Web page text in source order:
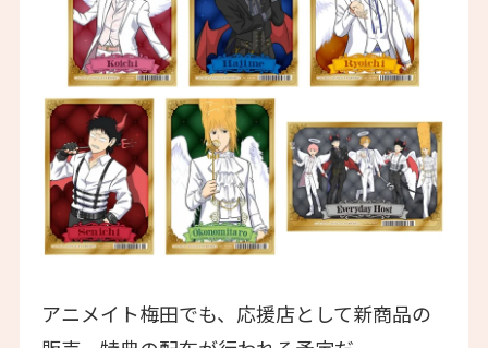
アニメイト梅田でも、応援店として新商品の